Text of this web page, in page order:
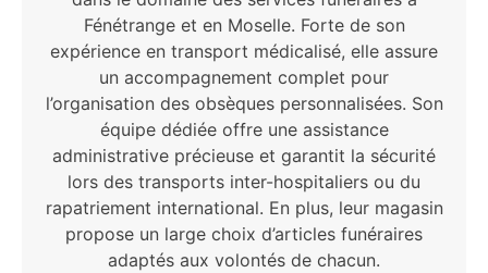
Fénétrange et en Moselle. Forte de son
expérience en transport médicalisé, elle assure
un accompagnement complet pour
l’organisation des obsèques personnalisées. Son
équipe dédiée offre une assistance
administrative précieuse et garantit la sécurité
lors des transports inter-hospitaliers ou du
rapatriement international. En plus, leur magasin
propose un large choix d’articles funéraires
adaptés aux volontés de chacun.